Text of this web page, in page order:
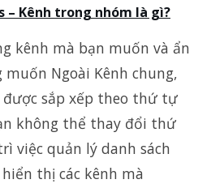
– Kênh trong nhóm là gì?
kênh mà bạn muốn và ẩn
Ngoài Kênh chung,
được sắp xếp theo thứ tự
không thể thay đổi thứ
việc quản lý danh sách
thị các kênh mà